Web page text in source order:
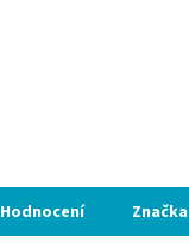
Hodnocení Značka